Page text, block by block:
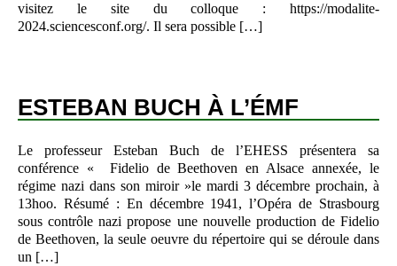
visitez le site du colloque : https://modalite-
2024.sciencesconf.org/. Il sera possible […]
ESTEBAN BUCH À L’ÉMF
Le professeur Esteban Buch de l’EHESS présentera sa
conférence « Fidelio de Beethoven en Alsace annexée, le
régime nazi dans son miroir »le mardi 3 décembre prochain, à
13hoo. Résumé : En décembre 1941, l’Opéra de Strasbourg
sous contrôle nazi propose une nouvelle production de Fidelio
de Beethoven, la seule oeuvre du répertoire qui se déroule dans
un […]